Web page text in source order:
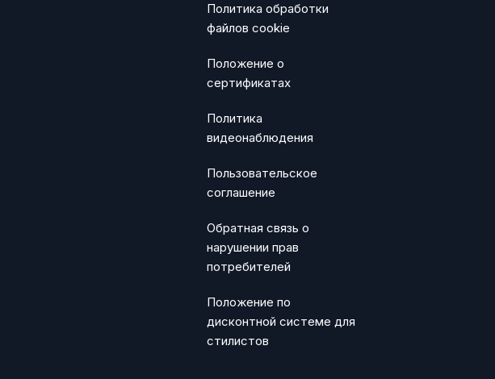
Политика обработки
файлов cookie
Положение о
сертификатах
Политика
видеонаблюдения
Пользовательское
соглашение
Обратная связь о
нарушении прав
потребителей
Положение по
дисконтной системе для
стилистов